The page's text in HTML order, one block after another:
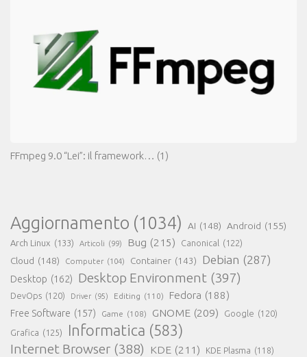
FFmpeg 9.0 “Lei”: il framework… (1)
Aggiornamento (1034) AI (148) Android (155)
Arch Linux (133) Articoli (99) Bug (215) Canonical (122)
Cloud (148) Computer (104) Container (143) Debian (287)
Desktop (162) Desktop Environment (397)
DevOps (120) Driver (95) Editing (110) Fedora (188)
Free Software (157) Game (108) GNOME (209) Google (120)
Grafica (125) Informatica (583)
Internet Browser (388) KDE (211) KDE Plasma (118)